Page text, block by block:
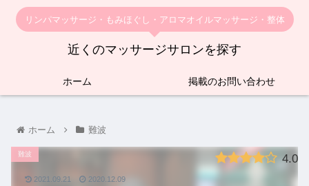
リンパマッサージ・もみほぐし・アロマオイルマッサージ・整体
近くのマッサージサロンを探す
ホーム 掲載のお問い合わせ
ホーム 難波
4.0
難波
2021.09.21 2020.12.09